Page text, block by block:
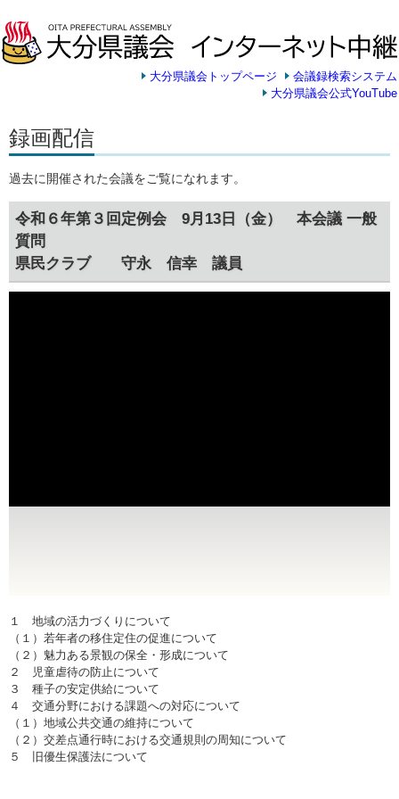
大分県議会トップページ
会議録検索システム
大分県議会公式YouTube
録画配信
過去に開催された会議をご覧になれます。
令和６年第３回定例会 9月13日（金） 本会議 一般
質問
県民クラブ 守永 信幸 議員
１ 地域の活力づくりについて
（１）若年者の移住定住の促進について
（２）魅力ある景観の保全・形成について
２ 児童虐待の防止について
３ 種子の安定供給について
４ 交通分野における課題への対応について
（１）地域公共交通の維持について
（２）交差点通行時における交通規則の周知について
５ 旧優生保護法について